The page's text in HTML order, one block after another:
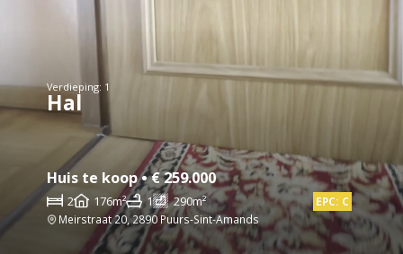
Verdieping: 1
Hal
Huis te koop • € 259.000
2 176m² 1 290m²
EPC: C
Meirstraat 20, 2890 Puurs-Sint-Amands